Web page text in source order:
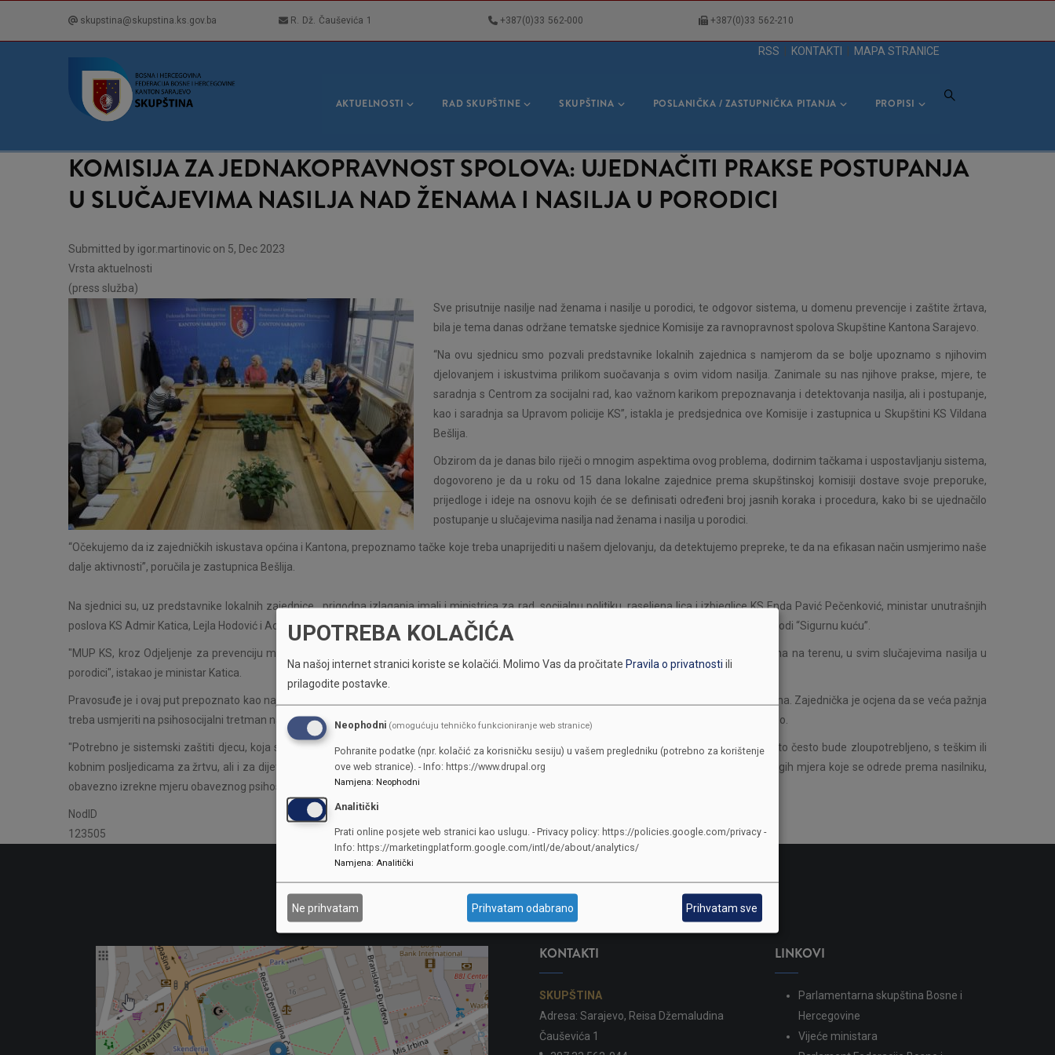
skupstina@skupstina.ks.gov.ba R. Dž. Čauševića 1 +387(0)33 562-000 +387(0)33 562-210
RSS KONTAKTI MAPA STRANICE
NAVIGACIJA
AKTUELNOSTI RAD SKUPŠTINE SKUPŠTINA POSLANIČKA / ZASTUPNIČKA PITANJA PROPISI
KOMISIJA ZA JEDNAKOPRAVNOST SPOLOVA: UJEDNAČITI PRAKSE POSTUPANJA
U SLUČAJEVIMA NASILJA NAD ŽENAMA I NASILJA U PORODICI
Submitted by igor.martinovic on 5, Dec 2023
Vrsta aktuelnosti
(press služba)
Sve prisutnije nasilje nad ženama i nasilje u porodici, te odgovor sistema, u domenu prevencije i zaštite žrtava,
bila je tema danas održane tematske sjednice Komisije za ravnopravnost spolova Skupštine Kantona Sarajevo.
“Na ovu sjednicu smo pozvali predstavnike lokalnih zajednica s namjerom da se bolje upoznamo s njihovim
djelovanjem i iskustvima prilikom suočavanja s ovim vidom nasilja. Zanimale su nas njihove prakse, mjere, te
saradnja s Centrom za socijalni rad, kao važnom karikom prepoznavanja i detektovanja nasilja, ali i postupanje,
kao i saradnja sa Upravom policije KS”, istakla je predsjednica ove Komisije i zastupnica u Skupštini KS Vildana
Bešlija.
Obzirom da je danas bilo riječi o mnogim aspektima ovog problema, dodirnim tačkama i uspostavljanju sistema,
dogovoreno je da u roku od 15 dana lokalne zajednice prema skupštinskoj komisiji dostave svoje preporuke,
prijedloge i ideje na osnovu kojih će se definisati određeni broj jasnih koraka i procedura, kako bi se ujednačilo
postupanje u slučajevima nasilja nad ženama i nasilja u porodici.
“Očekujemo da iz zajedničkih iskustava općina i Kantona, prepoznamo tačke koje treba unaprijediti u našem djelovanju, da detektujemo prepreke, te da na efikasan način usmjerimo naše
dalje aktivnosti”, poručila je zastupnica Bešlija.
Na sjednici su, uz predstavnike lokalnih zajednice, prigodna izlaganja imali i ministrica za rad, socijalnu politiku, raseljena lica i izbjeglice KS Enda Pavić Pečenković, ministar unutrašnjih
poslova KS Admir Katica, Lejla Hodović i Adnan Kadribašić iz Gender centra Federacije BIH, te izvršna direktorica FLD Jasminka Mujezinović koja vodi “Sigurnu kuću”.
"MUP KS, kroz Odjeljenje za prevenciju maloljetničkog prestupništva, nasilja u porodici i rad policije u zajednici, spremno je odgovoriti zadacima na terenu, u svim slučajevima nasilja u
porodici", istakao je ministar Katica.
Pravosuđe je i ovaj put prepoznato kao najslabija karika u tretiranju i kaznenoj politici prema počiniocima nasilja, pa i onih s najtragičnijim ishodima. Zajednička je ocjena da se veća pažnja
treba usmjeriti na psihosocijalni tretman nasilnika, te na nužnost zakonskog uspostavljanja procjene rizika, u slučajevima kada je nasilje prijavljeno.
"Potrebno je sistemski zaštiti djecu, koja su svjedoci ili žrtve nasilja jer izrečena mjera neprilaska nasilnika žrtvi se ne odnosi na dijete/djecu, što često bude zloupotrebljeno, s teškim ili
kobnim posljedicama za žrtvu, ali i za dijete/djecu", naglasila je ministrica Pavić Pečenković, te dodala da je neophodno uvesti da se, pored drugih mjera koje se odrede prema nasilniku,
obavezno izrekne mjeru obaveznog psihosocijalnog tretmana za dijete/djecu.
NodID
123505
KONTAKTI
SKUPŠTINA
Adresa: Sarajevo, Reisa Džemaludina
Čauševića 1
LINKOVI
Parlamentarna skupština Bosne i
Hercegovine
Vijeće ministara
UPOTREBA KOLAČIĆA
Na našoj internet stranici koriste se kolačići. Molimo Vas da pročitate Pravila o privatnosti ili
prilagodite postavke.
Neophodni (omogućuju tehničko funkcioniranje web stranice)
Pohranite podatke (npr. kolačić za korisničku sesiju) u vašem pregledniku (potrebno za korištenje
ove web stranice). - Info: https://www.drupal.org
Namjena: Neophodni
Analitički
Prati online posjete web stranici kao uslugu. - Privacy policy: https://policies.google.com/privacy -
Info: https://marketingplatform.google.com/intl/de/about/analytics/
Namjena: Analitički
Ne prihvatam Prihvatam odabrano Prihvatam sve